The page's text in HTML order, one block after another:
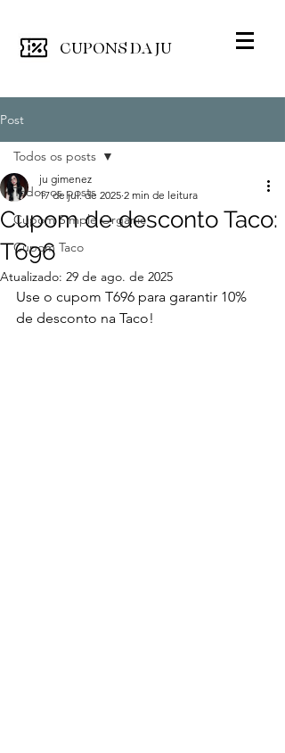
CUPONS DA JU
Post
Todos os posts
Cupom Simple Organic
Cupom Taco
Todos os posts
Cupom de desconto Taco:
T696
ju gimenez
17 de jul. de 2025 2 min de leitura
Atualizado: 29 de ago. de 2025
Use o cupom T696 para garantir 10%
de desconto na Taco!